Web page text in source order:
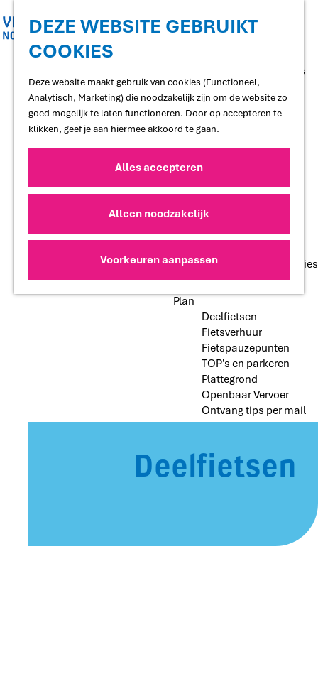
DEZE WEBSITE GEBRUIKT
COOKIES
Deze website maakt gebruik van cookies (Functioneel,
Analytisch, Marketing) die noodzakelijk zijn om de website zo
goed mogelijk te laten functioneren. Door op accepteren te
klikken, geef je aan hiermee akkoord te gaan.
Alles accepteren
Alleen noodzakelijk
Voorkeuren aanpassen
Uitgaan
Restaurants en cafés
Terrassen
Streekproducten
Voedselbossen
Lokale makers
Slapen
Hotels
Bed and Breakfasts
Campings
Groepsaccommodaties
Plan
Deelfietsen
Fietsverhuur
Fietspauzepunten
TOP's en parkeren
Plattegrond
Openbaar Vervoer
Ontvang tips per mail
Deelfietsen